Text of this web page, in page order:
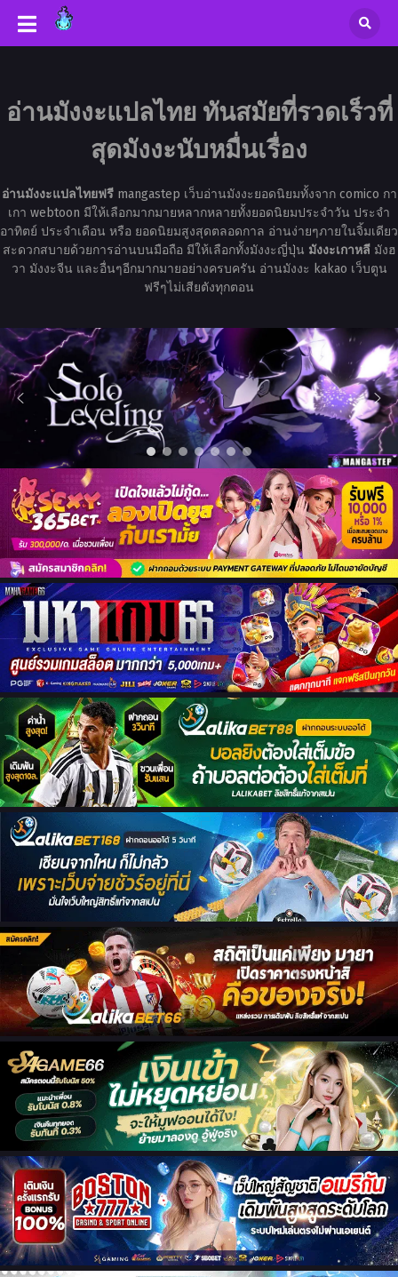
อ่านมังงะแปลไทย ทันสมัยที่รวดเร็วที่
สุดมังงะนับหมื่นเรื่อง
อ่านมังงะแปลไทยฟรีmangastep เว็บอ่านมังงะยอดนิยมทั้งจาก comico กา
เกา webtoon มีให้เลือกมากมายหลากหลายทั้งยอดนิยมประจำวัน ประจำ
อาทิตย์ ประจำเดือน หรือ ยอดนิยมสูงสุดตลอดกาล อ่านง่ายๆภายในจิ้มเดียว
สะดวกสบายด้วยการอ่านบนมือถือ มีให้เลือกทั้งมังงะญี่ปุ่น มังงะเกาหลีมังฮ
วา มังงะจีน และอื่นๆอีกมากมายอย่างครบครัน อ่านมังงะ kakao เว็บตูน
ฟรีๆไม่เสียตังทุกตอน